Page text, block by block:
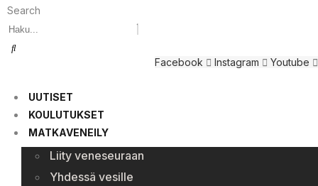
Search
Facebook Instagram Youtube
UUTISET
KOULUTUKSET
MATKAVENEILY
Liity veneseuraan
Yhdessä vesille